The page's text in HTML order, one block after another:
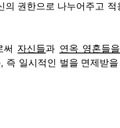
의 권한으로 나누어주고 적
써자신들과 연옥 영혼들
일시적인 벌을 면제받